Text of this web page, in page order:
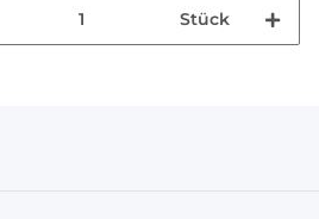
Stück